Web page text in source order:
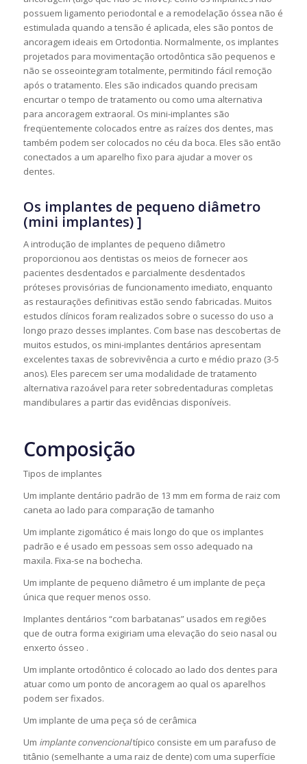
possuem ligamento periodontal e a remodelação óssea não é
estimulada quando a tensão é aplicada, eles são pontos de
ancoragem ideais em Ortodontia. Normalmente, os implantes
projetados para movimentação ortodôntica são pequenos e
não se osseointegram totalmente, permitindo fácil remoção
após o tratamento. Eles são indicados quando precisam
encurtar o tempo de tratamento ou como uma alternativa
para ancoragem extraoral. Os mini-implantes são
freqüentemente colocados entre as raízes dos dentes, mas
também podem ser colocados no céu da boca. Eles são então
conectados a um aparelho fixo para ajudar a mover os
dentes.
Os implantes de pequeno diâmetro
(mini implantes) ]
A introdução de implantes de pequeno diâmetro
proporcionou aos dentistas os meios de fornecer aos
pacientes desdentados e parcialmente desdentados
próteses provisórias de funcionamento imediato, enquanto
as restaurações definitivas estão sendo fabricadas. Muitos
estudos clínicos foram realizados sobre o sucesso do uso a
longo prazo desses implantes. Com base nas descobertas de
muitos estudos, os mini-implantes dentários apresentam
excelentes taxas de sobrevivência a curto e médio prazo (3-5
anos). Eles parecem ser uma modalidade de tratamento
alternativa razoável para reter sobredentaduras completas
mandibulares a partir das evidências disponíveis.
Composição
Tipos de implantes
Um implante dentário padrão de 13 mm em forma de raiz com
caneta ao lado para comparação de tamanho
Um implante zigomático é mais longo do que os implantes
padrão e é usado em pessoas sem osso adequado na
maxila. Fixa-se na bochecha.
Um implante de pequeno diâmetro é um implante de peça
única que requer menos osso.
Implantes dentários “com barbatanas” usados ​​em regiões
que de outra forma exigiriam uma elevação do seio nasal ou
enxerto ósseo .
Um implante ortodôntico é colocado ao lado dos dentes para
atuar como um ponto de ancoragem ao qual os aparelhos
podem ser fixados.
Um implante de uma peça só de cerâmica
Um implante convencionaltípico consiste em um parafuso de
titânio (semelhante a uma raiz de dente) com uma superfície